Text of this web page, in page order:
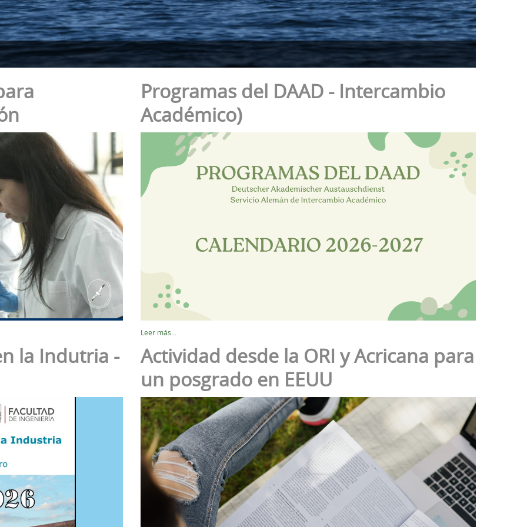
Programas del DAAD - Intercambio
Académico)
Leer más...
la Indutria -
Actividad desde la ORI y Acricana para
un posgrado en EEUU